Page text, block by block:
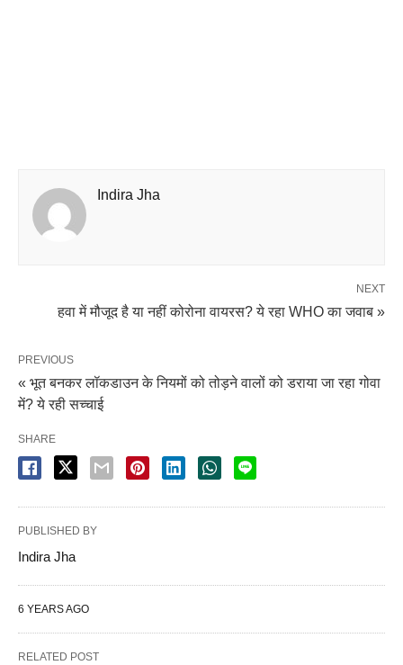
Indira Jha
NEXT
हवा में मौजूद है या नहीं कोरोना वायरस? ये रहा WHO का जवाब »
PREVIOUS
« भूत बनकर लॉकडाउन के नियमों को तोड़ने वालों को डराया जा रहा गोवा
में? ये रही सच्चाई
SHARE
PUBLISHED BY
Indira Jha
6 YEARS AGO
RELATED POST